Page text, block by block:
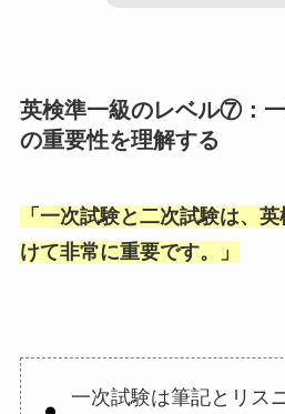
英検準一級のレベル⑦：
の重要性を理解する
「 一次試験と二次試験は、
けて非常に重要です。
」
一次試験は筆記とリス